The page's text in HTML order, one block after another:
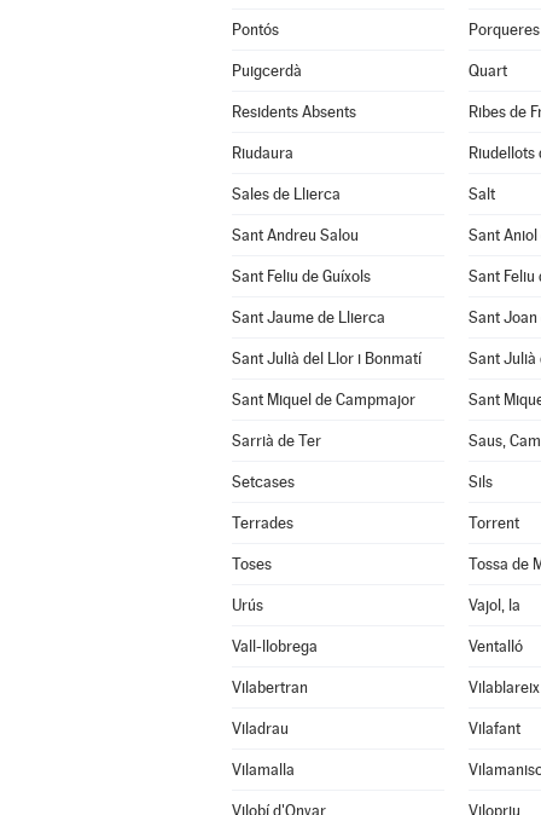
Pontós Porqueres
Puigcerdà Quart
Residents Absents Ribes de
Riudaura Riudellots
Sales de Llierca Salt
Sant Andreu Salou Sant
Sant Feliu de Guíxols Sant Feliu
Sant Jaume de Llierca Sant Joan
Sant Julià del Llor i Bonmatí Sant Julià
Sant Miquel de Campmajor Sant
Sarrià de Ter Saus,
Setcases Sils
Terrades Torrent
Toses Tossa de
Urús Vajol, la
Vall-llobrega Ventalló
Vilabertran Vilablareix
Viladrau Vilafant
Vilamalla
Vilobí d'Onyar Vilopriu